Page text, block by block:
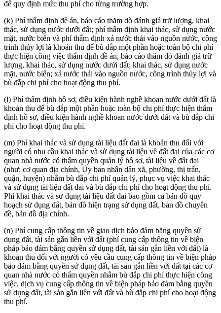
để quy định mức thu phí cho từng trường hợp.
(k) Phí thẩm định đề án, báo cáo thăm dò đánh giá trữ lượng, khai
thác, sử dụng nước dưới đất; phí thẩm định khai thác, sử dụng nước
mặt, nước biển và phí thẩm định xả nước thải vào nguồn nước, công
trình thủy lợi là khoản thu để bù đắp một phần hoặc toàn bộ chi phí
thực hiện công việc thẩm định đề án, báo cáo thăm dò đánh giá trữ
lượng, khai thác, sử dụng nước dưới đất; khai thác, sử dụng nước
mặt, nước biển; xả nước thải vào nguồn nước, công trình thủy lợi và
bù đắp chi phí cho hoạt động thu phí.
(l) Phí thẩm định hồ sơ, điều kiện hành nghề khoan nước dưới đất là
khoản thu để bù đắp một phần hoặc toàn bộ chi phí thực hiện thẩm
định hồ sơ, điều kiện hành nghề khoan nước dưới đất và bù đắp chi
phí cho hoạt động thu phí.
(m) Phí khai thác và sử dụng tài liệu đất đai là khoản thu đối với
người có nhu cầu khai thác và sử dụng tài liệu về đất đai của các cơ
quan nhà nước có thẩm quyền quản lý hồ sơ, tài liệu về đất đai
(như: cơ quan địa chính, Ủy ban nhân dân xã, phường, thị trấn,
quận, huyện) nhằm bù đắp chi phí quản lý, phục vụ việc khai thác
và sử dụng tài liệu đất đai và bù đắp chi phí cho hoạt động thu phí.
Phí khai thác và sử dụng tài liệu đất đai bao gồm cả bản đồ quy
hoạch sử dụng đất, bản đồ hiện trạng sử dụng đất, bản đồ chuyên
đề, bản đồ địa chính.
(n) Phí cung cấp thông tin về giao dịch bảo đảm bằng quyền sử
dụng đất, tài sản gắn liền với đất (phí cung cấp thông tin về biện
pháp bảo đảm bằng quyền sử dụng đất, tài sản gắn liền với đất) là
khoản thu đối với người có yêu cầu cung cấp thông tin về biện pháp
bảo đảm bằng quyền sử dụng đất, tài sản gắn liền với đất tại các cơ
quan nhà nước có thẩm quyền nhằm bù đắp chi phí thực hiện công
việc, dịch vụ cung cấp thông tin về biện pháp bảo đảm bằng quyền
sử dụng đất, tài sản gắn liền với đất và bù đắp chi phí cho hoạt động
thu phí.